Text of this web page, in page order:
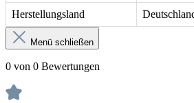
Herstellungsland
Menü schließen
0 von 0 Bewertungen